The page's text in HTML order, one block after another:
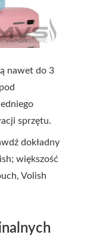
nawet do 3
sprzętu.
dokładny
większość
Volish